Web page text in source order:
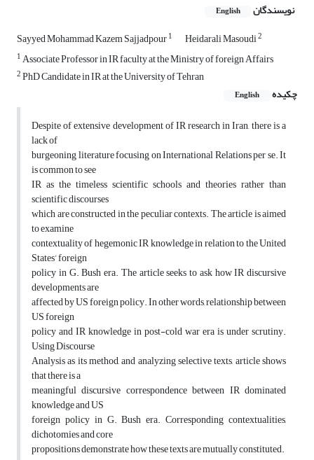
نویسندگان English
Sayyed Mohammad Kazem Sajjadpour1 Heidarali Masoudi2
1Associate Professor in IR faculty at the Ministry of foreign Affairs
2PhD Candidate in IR at the University of Tehran
چکیده
English
Despite of extensive development of IR research in Iran, there is a
lack of
burgeoning literature focusing on International Relations per se. It
is common to see
IR as the timeless scientific schools and theories rather than
scientific discourses
which are constructed in the peculiar contexts. The article is aimed
to examine
contextuality of hegemonic IR knowledge in relation to the United
States’ foreign
policy in G. Bush era. The article seeks to ask how IR discursive
developments are
affected by US foreign policy. In other words, relationship between
US foreign
policy and IR knowledge in post-cold war era is under scrutiny.
Using Discourse
Analysis as its method, and analyzing selective texts, article shows
that there is a
meaningful discursive correspondence between IR dominated
knowledge and US
foreign policy in G. Bush era. Corresponding contextualities,
dichotomies and core
propositions demonstrate how these texts are mutually constituted.